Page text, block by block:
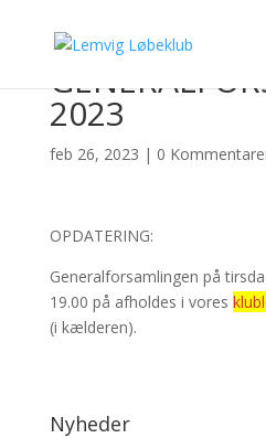
2023
feb 26, 2023 | 0
OPDATERING:
Generalforsamlingen på
19.00 på afholdes i vores
(i kælderen).
Nyheder